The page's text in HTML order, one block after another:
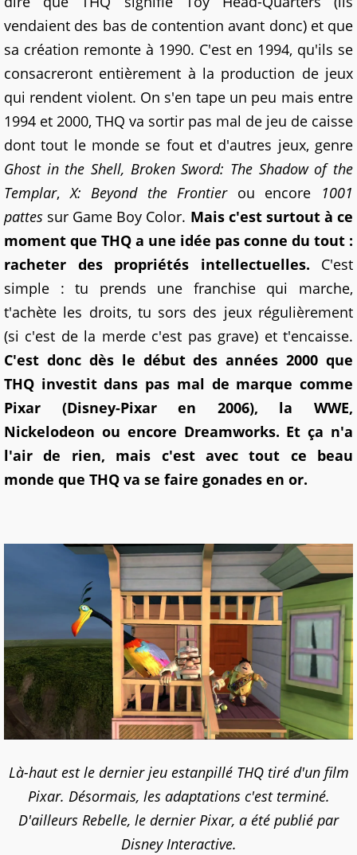
vendaient des bas de contention avant donc) et que
sa création remonte à 1990. C'est en 1994, qu'ils se
consacreront entièrement à la production de jeux
qui rendent violent. On s'en tape un peu mais entre
1994 et 2000, THQ va sortir pas mal de jeu de caisse
dont tout le monde se fout et d'autres jeux, genre
Ghost in the Shell, Broken Sword: The Shadow of the
Templar,X: Beyond the Frontierou encore 1001
pattes sur Game Boy Color. Mais c'est surtout à ce
moment que THQ a une idée pas conne du tout :
racheter des propriétés intellectuelles. C'est
simple : tu prends une franchise qui marche,
t'achète les droits, tu sors des jeux régulièrement
(si c'est de la merde c'est pas grave) et t'encaisse.
C'est donc dès le début des années 2000 que
THQ investit dans pas mal de marque comme
Pixar (Disney-Pixar en 2006), la WWE,
Nickelodeon ou encore Dreamworks. Et ça n'a
l'air de rien, mais c'est avec tout ce beau
monde que THQ va se faire gonades en or.
Là-haut est le dernier jeu estanpillé THQ tiré d'un film
Pixar. Désormais, les adaptations c'est terminé.
D'ailleurs Rebelle, le dernier Pixar, a été publié par
Disney Interactive.